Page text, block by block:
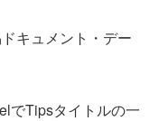
キュメント・デー
でTipsタイトルの一